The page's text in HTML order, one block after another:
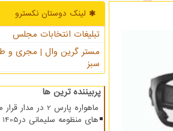
لینک دوستان نكسترو
تبلیغات انتخابات مجلس
مستر گرین وال | مجری و
سبز
پربیننده ترین ها
ماهواره پارس 2 در
های منظومه سلیمانی در1405